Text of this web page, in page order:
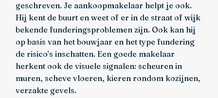
geschreven. Je aankoopmakelaar helpt je ook.
Hij kent de buurt en weet of er in de straat of wijk
bekende funderingsproblemen zijn. Ook kan hij
op basis van het bouwjaar en het type fundering
de risico’s inschatten. Een goede makelaar
herkent ook de visuele signalen: scheuren in
muren, scheve vloeren, kieren rondom kozijnen,
verzakte gevels.